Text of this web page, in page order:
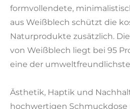
formvollendete,
aus Weißblech schützt die
Naturprodukte zusätzlich.
von Weißblech liegt bei 95
eine der
Ästhetik, Haptik und
hochwertigen Schmuckdose